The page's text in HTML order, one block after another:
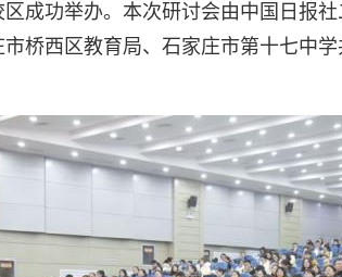
成功举办。本次研讨会由中国日报
桥西区教育局、石家庄市第十七中学